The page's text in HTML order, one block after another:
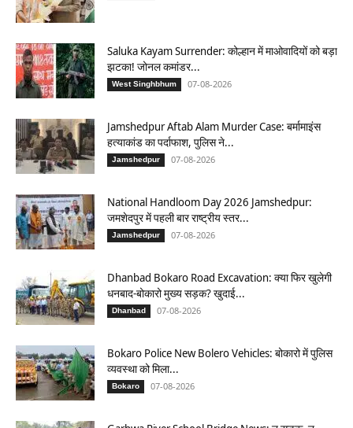
Saluka Kayam Surrender: कोल्हान में माओवादियों को बड़ा
झटका! जोनल कमांडर...
West Singhbhum 07-08-2026
Jamshedpur Aftab Alam Murder Case: बर्मामाइंस
हत्याकांड का पर्दाफाश, पुलिस ने...
Jamshedpur 07-08-2026
National Handloom Day 2026 Jamshedpur:
जमशेदपुर में पहली बार राष्ट्रीय स्तर...
Jamshedpur 07-08-2026
Dhanbad Bokaro Road Excavation: क्या फिर खुलेगी
धनबाद-बोकारो मुख्य सड़क? खुदाई...
Dhanbad 07-08-2026
Bokaro Police New Bolero Vehicles: बोकारो में पुलिस
व्यवस्था को मिला...
Bokaro 07-08-2026